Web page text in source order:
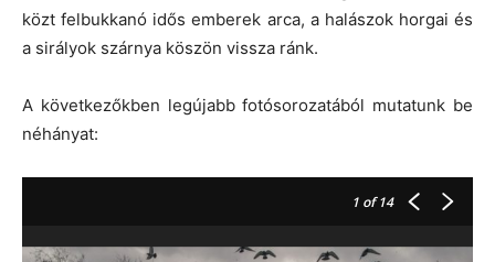
közt felbukkanó idős emberek arca, a halászok horgai és
a sirályok szárnya köszön vissza ránk.
A következőkben legújabb fotósorozatából mutatunk be
néhányat:
1 of 14